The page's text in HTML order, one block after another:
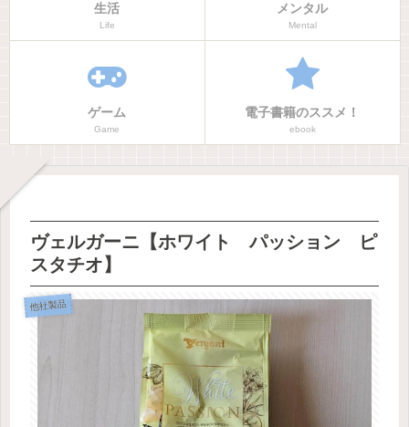
生活
Life
メンタル
Mental
ゲーム
Game
電子書籍のススメ！
ebook
ヴェルガーニ【ホワイト パッション ピ
スタチオ】
他社製品